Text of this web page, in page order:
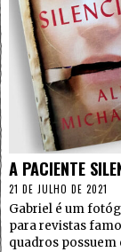
A PACIENTE
21 DE JULHO DE 2021
Gabriel é um
para revistas
quadros